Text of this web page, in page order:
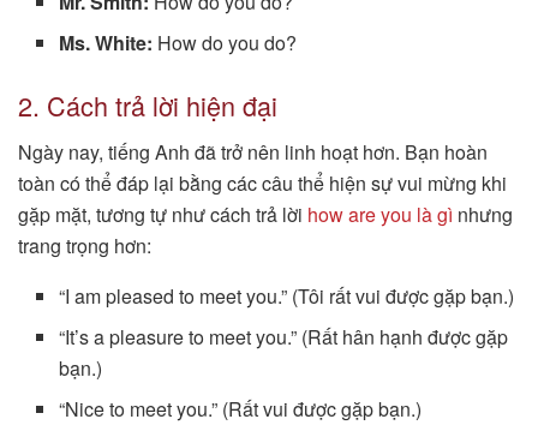
Ms. White: How do you do?
2. Cách trả lời hiện đại
Ngày nay, tiếng Anh đã trở nên linh hoạt hơn. Bạn hoàn
toàn có thể đáp lại bằng các câu thể hiện sự vui mừng khi
gặp mặt, tương tự như cách trả lời how are you là gì nhưng
trang trọng hơn:
“I am pleased to meet you.” (Tôi rất vui được gặp bạn.)
“It’s a pleasure to meet you.” (Rất hân hạnh được gặp
bạn.)
“Nice to meet you.” (Rất vui được gặp bạn.)